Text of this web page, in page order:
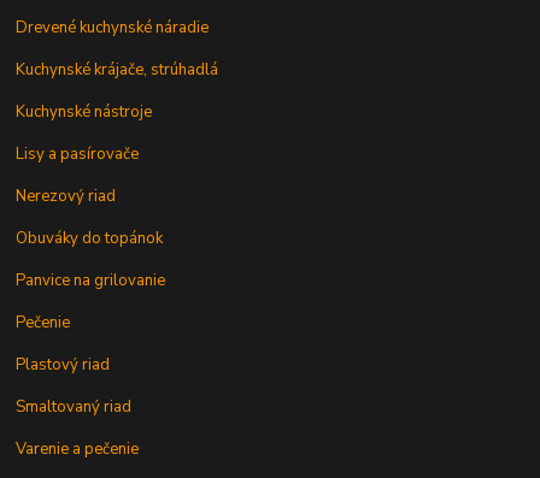
Drevené kuchynské náradie
Kuchynské krájače, strúhadlá
Kuchynské nástroje
Lisy a pasírovače
Nerezový riad
Obuváky do topánok
Panvice na grilovanie
Pečenie
Plastový riad
Smaltovaný riad
Varenie a pečenie